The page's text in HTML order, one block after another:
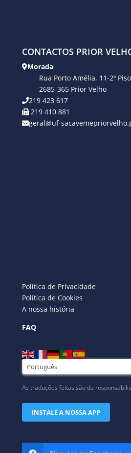
CONTACTOS PRIOR
Morada
Rua Porto Amélia, 11-2º Piso
2685-365 Prior Velho
219 423 617
219 410 881
geral@uf-
Política de Privacidade
Política de Cookies
A nossa história
FAQ
As traduções feitas são da
INSTALE A NOSSA APP